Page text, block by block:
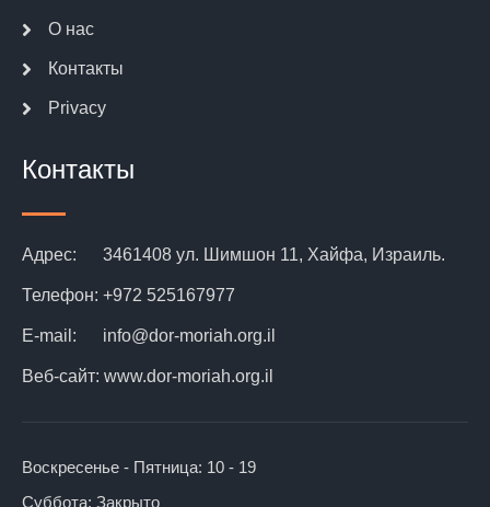
О нас
Контакты
Privacy
Контакты
Адрес: 3461408 ул. Шимшон 11, Хайфа, Израиль.
Телефон: +972 525167977
E-mail: info@dor-moriah.org.il
Веб-сайт: www.dor-moriah.org.il
Воскресенье - Пятница: 10 - 19
Суббота: Закрыто